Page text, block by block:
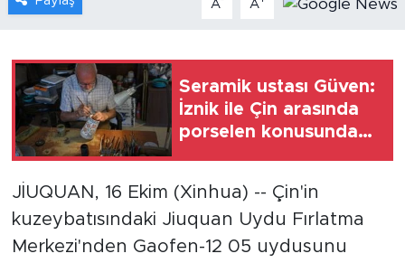
A A
Seramik ustası Güven:
İznik ile Çin arasında
porselen konusunda
JİUQUAN, 16 Ekim (Xinhua) -- Çin'in
kuzeybatısındaki Jiuquan Uydu Fırlatma
Merkezi'nden Gaofen-12 05 uydusunu
Sağlık
Xinhua
Xinhua Türkiye
Seyahat